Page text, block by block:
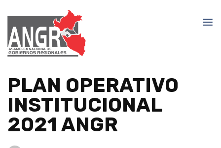
PLAN OPERATIVO
INSTITUCIONAL
2021 ANGR